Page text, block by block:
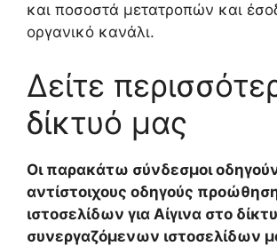
και ποσοστά μετατροπών και
οργανικό κανάλι.
Δείτε
δίκτυό μας
Οι παρακάτω σύνδεσμοι
αντίστοιχους οδηγούς
ιστοσελίδων για Αίγινα στο
συνεργαζόμενων ιστοσελίδων